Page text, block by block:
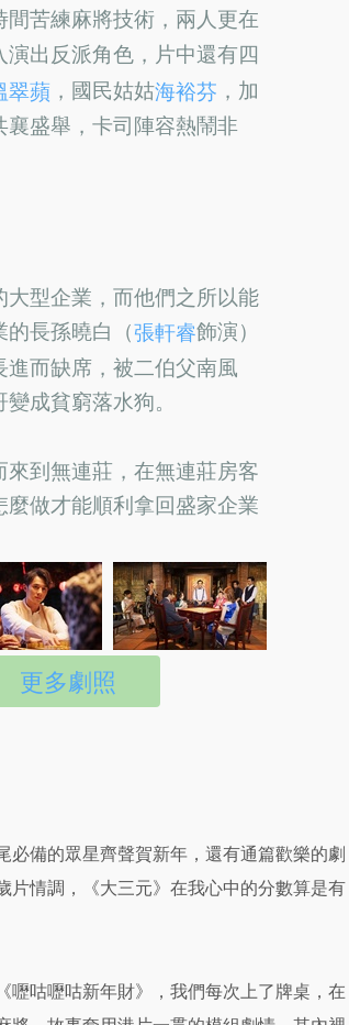
苦練麻將技術，兩人更在
演出反派角色，片中還有四
翠蘋 ，國民姑姑海裕芬 ，加
襄盛舉，卡司陣容熱鬧非
型企業，而他們之所以能
長孫曉白（張軒睿飾演）
而缺席，被二伯父南風
成貧窮落水狗。
到無連莊，在無連莊房客
做才能順利拿回盛家企業
更多劇照
必備的眾星齊聲賀新年，還有通篇歡樂的劇
片情調，《大三元》在我心中的分數算是有
嚦咕嚦咕新年財》，我們每次上了牌桌，在